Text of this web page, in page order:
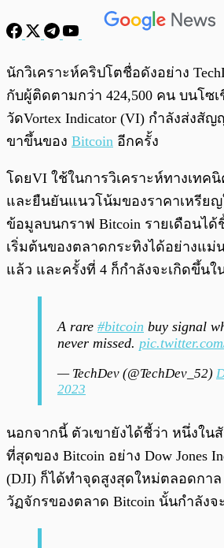
พร้อมเล่น
นักวิเคราะห์คริปโตชื่อดังอย่าง
กับผู้ติดตามกว่า 424,500 คน บนโซ
วัดVortex Indicator (VI) กำลังส่งสั
ขาขึ้นของ Bitcoin อีกครั้ง
โดยVI ใช้ในการวิเคราะห์ทางเทค
และยืนยันแนวโน้มของราคาเหรีย
ข้อมูลบนกราฟ Bitcoin รายเดือนไ
เริ่มต้นของตลาดกระทิงได้อย่างแม่
แล้ว และครั้งที่ 4 ก็กำลังจะเกิดขึ้นใ
A rare #bitcoin buy signal
never missed.
— TechDev (@TechDev_52)
2023
นอกจากนี้ ตัวเขายังได้ชี้ว่า หนึ่งใ
ที่สุดของ Bitcoin อย่าง Dow Jones
(DJI) ก็ได้ทำจุดสูงสุดใหม่ตลอดกาล
วัฏจักรของตลาด Bitcoin นั้นกำลังจ